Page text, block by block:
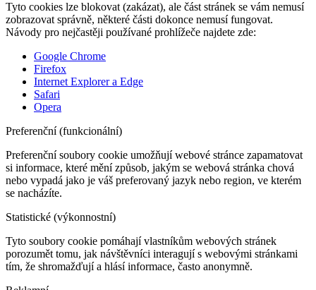
Tyto cookies lze blokovat (zakázat), ale část stránek se vám nemusí
zobrazovat správně, některé části dokonce nemusí fungovat.
Návody pro nejčastěji používané prohlížeče najdete zde:
Google Chrome
Firefox
Internet Explorer a Edge
Safari
Opera
Preferenční (funkcionální)
Preferenční soubory cookie umožňují webové stránce zapamatovat
si informace, které mění způsob, jakým se webová stránka chová
nebo vypadá jako je váš preferovaný jazyk nebo region, ve kterém
se nacházíte.
Statistické (výkonnostní)
Tyto soubory cookie pomáhají vlastníkům webových stránek
porozumět tomu, jak návštěvníci interagují s webovými stránkami
tím, že shromažďují a hlásí informace, často anonymně.